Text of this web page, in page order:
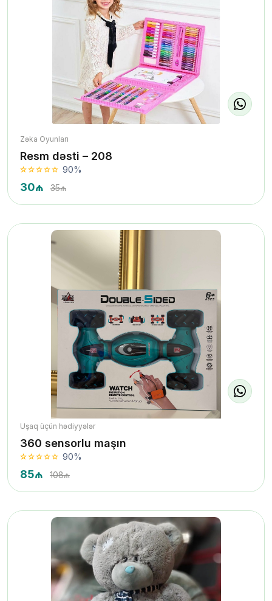
Zəka Oyunları
Resm dəsti – 208
90%
30₼ 35₼
Uşaq üçün hədiyyələr
360 sensorlu maşın
90%
85₼ 108₼